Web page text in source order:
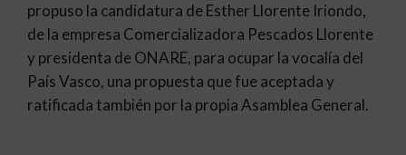
propuso la candidatura de Esther Llorente Iriondo,
de la empresa Comercializadora Pescados Llorente
y presidenta de ONARE, para ocupar la vocalía del
País Vasco, una propuesta que fue aceptada y
ratificada también por la propia Asamblea General.